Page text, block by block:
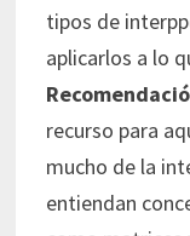
tipos de
aplicarlos a lo
recurso para
mucho de la
entiendan